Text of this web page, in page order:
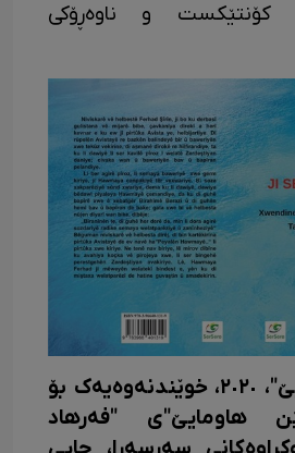
و ناوەڕۆکی
"ژ سەمایا باوەریێ"، ٢٠٢٠، خوێندنەوەیەک بۆ
هاومایێ"ی "فەرهاد